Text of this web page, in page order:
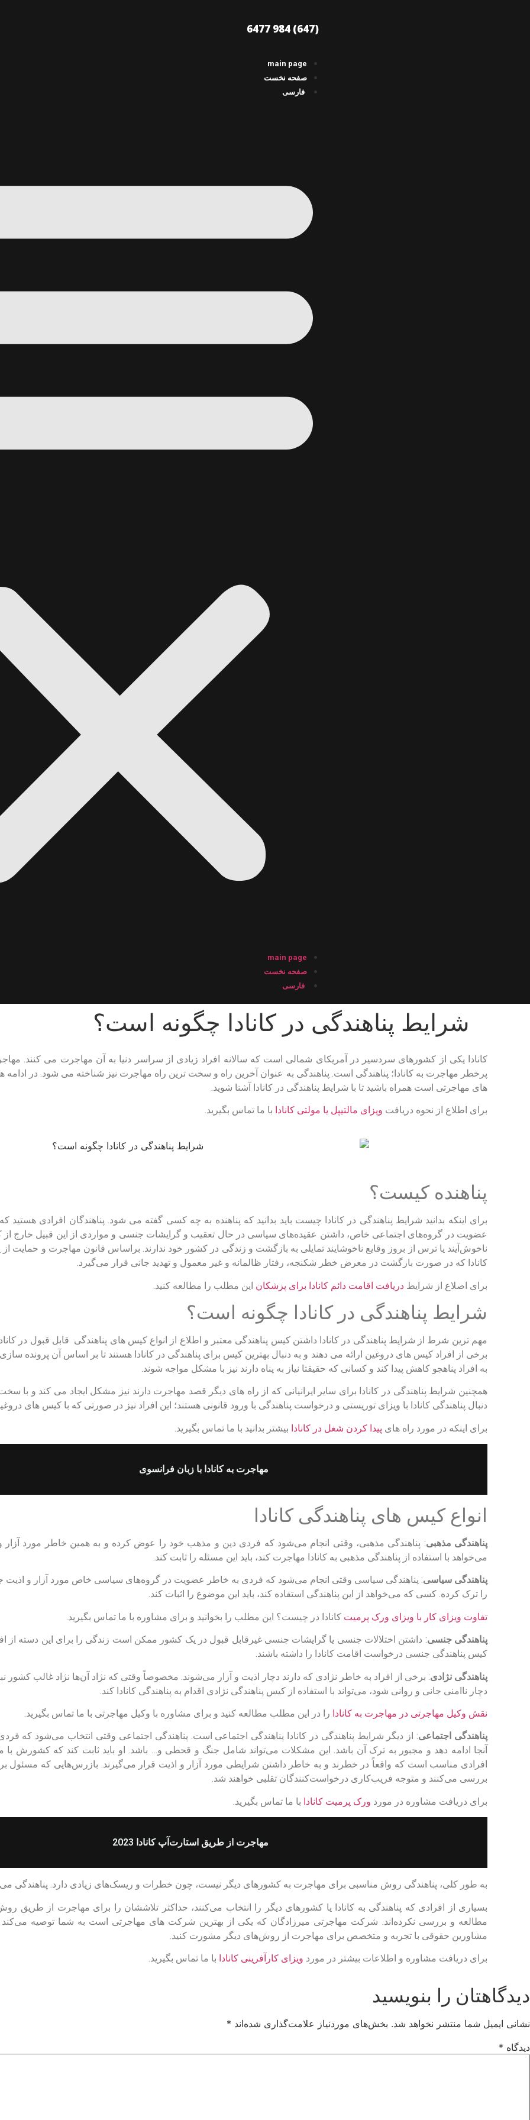
(647) 984 6477
main page
صفحه نخست
فارسی
main page
صفحه نخست
فارسی
شرایط پناهندگی در کانادا چگونه است؟
کانادا یکی از کشورهای سردسیر در آمریکای شمالی است که سالانه افراد زیادی از سراسر دنیا به آن مهاجرت می کنند.
پرخطر مهاجرت به کانادا؛ پناهندگی است. پناهندگی به عنوان آخرین راه و سخت ترین راه مهاجرت نیز شناخته می شود. در
های مهاجرتی است همراه باشید تا با شرایط پناهندگی در کانادا آشنا شوید.
برای اطلاع از نحوه دریافت ویزای مالتیپل یا مولتی کانادا با ما تماس بگیرید.
پناهنده کیست؟
برای اینکه بدانید شرایط پناهندگی در کانادا چیست باید بدانید که پناهنده به چه کسی گفته می شود. پناهندگان افرادی
عضویت در گروه‌های اجتماعی خاص، داشتن عقیده‌های سیاسی در حال تعقیب و گرایشات جنسی و مواردی از این قبیل خارج
ناخوش‌آیند یا ترس از بروز وقایع ناخوشایند تمایلی به بازگشت و زندگی در کشور خود ندارند. براساس قانون مهاجرت و حمایت
کانادا که در صورت بازگشت در معرض خطر شکنجه، رفتار ظالمانه و غیر معمول و تهدید جانی قرار می‌گیرد.
برای اصلاع از شرایط دریافت اقامت دائم کانادا برای پزشکان این مطلب را مطالعه کنید.
شرایط پناهندگی در کانادا چگونه است؟
مهم ترین شرط از شرایط پناهندگی در کانادا داشتن کیس پناهندگی معتبر و اطلاع از انواع کیس های پناهندگی قابل قبول در
برخی از افراد کیس های دروغین ارائه می دهند و به دنبال بهترین کیس برای پناهندگی در کانادا هستند تا بر اساس آن پرونده
به افراد پناهجو کاهش پیدا کند و کسانی که حقیقتا نیاز به پناه دارند نیز با مشکل مواجه شوند.
همچنین شرایط پناهندگی در کانادا برای سایر ایرانیانی که از راه های دیگر قصد مهاجرت دارند نیز مشکل ایجاد می کند و با
دنبال پناهندگی کانادا با ویزای توریستی و درخواست پناهندگی با ورود قانونی هستند؛ این افراد نیز در صورتی که با کیس های
برای اینکه در مورد راه های پیدا کردن شغل در کانادا بیشتر بدانید با ما تماس بگیرید.
مهاجرت به کانادا با زبان فرانسوی
انواع کیس های پناهندگی کانادا
پناهندگی مذهبی: پناهندگی مذهبی، وقتی انجام می‌شود که فردی دین و مذهب خود را عوض کرده و به همین خاطر مورد
می‌خواهد با استفاده از پناهندگی مذهبی به کانادا مهاجرت کند، باید این مسئله را ثابت کند.
پناهندگی سیاسی: پناهندگی سیاسی وقتی انجام می‌شود که فردی به خاطر عضویت در گروه‌های سیاسی خاص مورد آزار و
را ترک کرده. کسی که می‌خواهد از این پناهندگی استفاده کند، باید این موضوع را اثبات کند.
تفاوت ویزای کار با ویزای ورک پرمیت کانادا در چیست؟ این مطلب را بخوانید و برای مشاوره با ما تماس بگیرید.
پناهندگی جنسی: داشتن اختلالات جنسی یا گرایشات جنسی غیرقابل قبول در یک کشور ممکن است زندگی را برای این دسته از
کیس پناهندگی جنسی درخواست اقامت کانادا را داشته باشند.
پناهندگی نژادی: برخی از افراد به خاطر نژادی که دارند دچار اذیت و آزار می‌شوند. مخصوصاً وقتی که نژاد آن‌ها نژاد غالب کشور
دچار ناامنی جانی و روانی شود، می‌تواند با استفاده از کیس پناهندگی نژادی اقدام به پناهندگی کانادا کند.
نقش وکیل مهاجرتی در مهاجرت به کانادا را در این مطلب مطالعه کنید و برای مشاوره با وکیل مهاجرتی با ما تماس بگیرید.
پناهندگی اجتماعی: از دیگر شرایط پناهندگی در کانادا پناهندگی اجتماعی است. پناهندگی اجتماعی وقتی انتخاب می‌شود که
آنجا ادامه دهد و مجبور به ترک آن باشد. این مشکلات می‌تواند شامل جنگ و قحطی و… باشد. او باید ثابت کند که کشورش
افرادی مناسب است که واقعاً در خطرند و به خاطر داشتن شرایطی مورد آزار و اذیت قرار می‌گیرند. بازرس‌هایی که مسئول
بررسی می‌کنند و متوجه فریب‌کاری درخواست‌کنندگان تقلبی خواهند شد.
برای دریافت مشاوره در مورد ورک پرمیت کانادا با ما تماس بگیرید.
مهاجرت از طریق استارت‌آپ کانادا 2023
به طور کلی، پناهندگی روش مناسبی برای مهاجرت به کشورهای دیگر نیست، چون خطرات و ریسک‌های زیادی دارد. پناهندگی
بسیاری از افرادی که پناهندگی به کانادا یا کشورهای دیگر را انتخاب می‌کنند، حداکثر تلاششان را برای مهاجرت از طریق
مطالعه و بررسی نکرده‌اند. شرکت مهاجرتی میرزادگان که یکی از بهترین شرکت های مهاجرتی است به شما توصیه می‌کند
مشاورین حقوقی با تجربه و متخصص برای مهاجرت از روش‌های دیگر مشورت کنید.
برای دریافت مشاوره و اطلاعات بیشتر در مورد ویزای کارآفرینی کانادا با ما تماس بگیرید.
دیدگاهتان را بنویسید
نشانی ایمیل شما منتشر نخواهد شد. بخش‌های موردنیاز علامت‌گذاری شده‌اند *
دیدگاه *